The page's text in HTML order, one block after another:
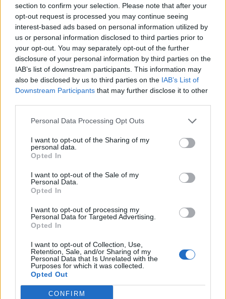
section to confirm your selection. Please note that after your
opt-out request is processed you may continue seeing
interest-based ads based on personal information utilized by
us or personal information disclosed to third parties prior to
your opt-out. You may separately opt-out of the further
disclosure of your personal information by third parties on the
IAB’s list of downstream participants. This information may
also be disclosed by us to third parties on the IAB’s List of
Downstream Participants that may further disclose it to other
Personal Data Processing Opt Outs
I want to opt-out of the Sharing of my
personal data.
Opted In
I want to opt-out of the Sale of my
Personal Data.
Opted In
I want to opt-out of processing my
Personal Data for Targeted Advertising.
Opted In
I want to opt-out of Collection, Use,
Retention, Sale, and/or Sharing of my
Personal Data that Is Unrelated with the
Purposes for which it was collected.
Opted Out
CONFIRM
Attention danger : l’insecticide interdit Sniper 1000
menace votre santé
28 octobre 2025
Comment tripler la chaleur de vos radiateurs pour
seulement 4 €
10 décembre 2025